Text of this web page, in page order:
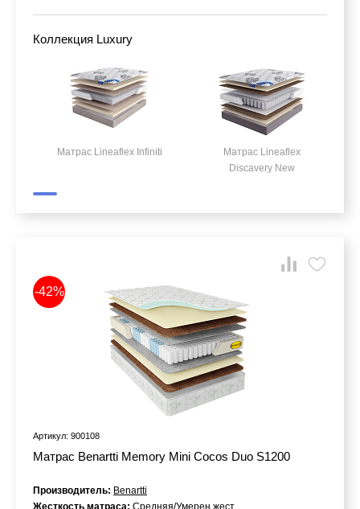
Коллекция Luxury
Матрас Lineaflex Infiniti
Матрас Lineaflex
Discavery New
-42%
Артикул: 900108
Матрас Benartti Memory Mini Cocos Duo S1200
Производитель: Benartti
Жесткость матраса: Средняя/Умерен.жест.